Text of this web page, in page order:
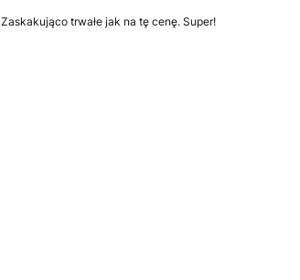
Zaskakująco trwałe jak na tę cenę. Super!